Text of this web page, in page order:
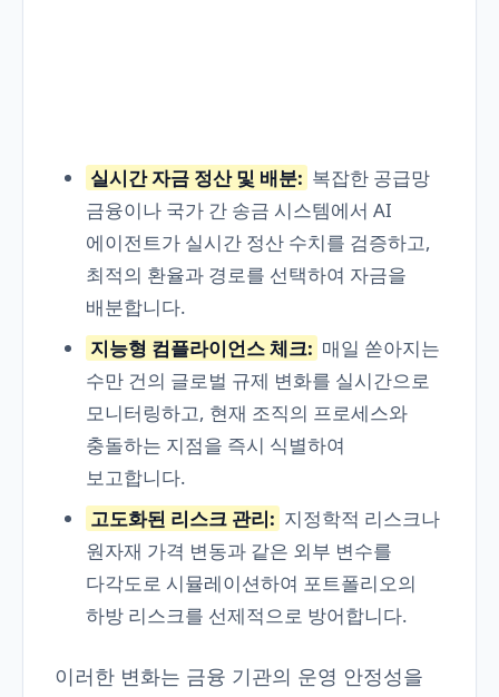
실시간 자금 정산 및 배분: 복잡한 공급망
금융이나 국가 간 송금 시스템에서 AI
에이전트가 실시간 정산 수치를 검증하고,
최적의 환율과 경로를 선택하여 자금을
배분합니다.
지능형 컴플라이언스 체크: 매일 쏟아지는
수만 건의 글로벌 규제 변화를 실시간으로
모니터링하고, 현재 조직의 프로세스와
충돌하는 지점을 즉시 식별하여
보고합니다.
고도화된 리스크 관리: 지정학적 리스크나
원자재 가격 변동과 같은 외부 변수를
다각도로 시뮬레이션하여 포트폴리오의
하방 리스크를 선제적으로 방어합니다.
이러한 변화는 금융 기관의 운영 안정성을